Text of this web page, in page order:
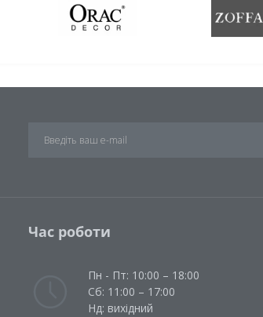
Час роботи
Пн - Пт: 10:00 – 18:00
Сб: 11:00 – 17:00
Нд: вихідний